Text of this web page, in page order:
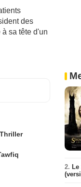
des
sa tête d'un
Thriller
2.